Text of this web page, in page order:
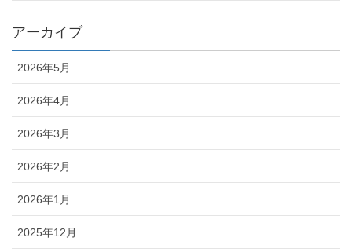
アーカイブ
2026年5月
2026年4月
2026年3月
2026年2月
2026年1月
2025年12月